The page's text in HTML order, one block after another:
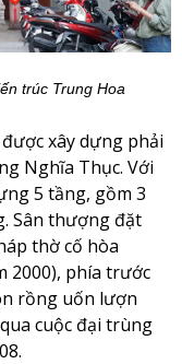
trúc Trung Hoa
xây dựng phải
Nghĩa Thục. Với
5 tầng, gồm 3
Sân thượng đặt
thờ cố hòa
2000), phía trước
rồng uốn lượn
cuộc đại trùng